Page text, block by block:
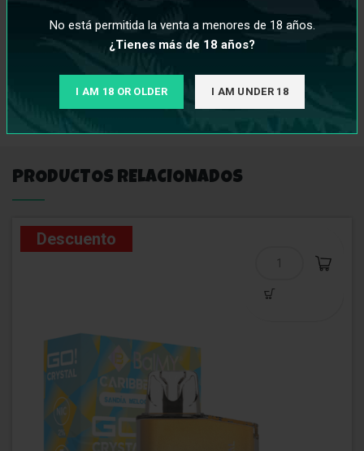
No está permitida la venta a menores de 18 años.
¿Tienes más de 18 años?
I AM 18 OR OLDER I AM UNDER 18
vapeo según sus preferencias.
PRODUCTOS RELACIONADOS
Descuento